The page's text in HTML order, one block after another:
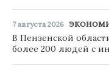
7 августа 2026
В Пензенской
более 200 людей с